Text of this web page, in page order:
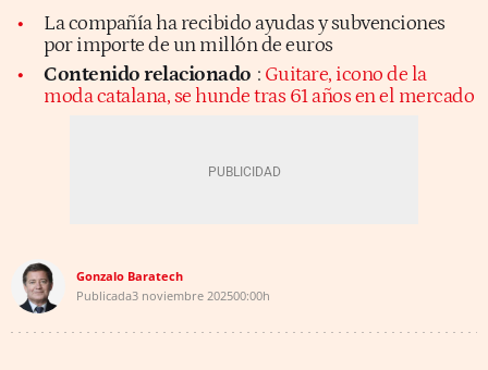
La compañía ha recibido ayudas y subvenciones
por importe de un millón de euros
Contenido relacionado : Guitare, icono de la
moda catalana, se hunde tras 61 años en el mercado
Gonzalo Baratech
Publicada3 noviembre 202500:00h